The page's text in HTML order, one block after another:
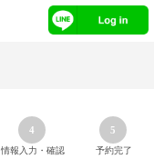
4
情報入力・確認
5
予約完了